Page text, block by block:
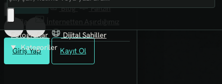
Giriş Yap Kayıt Ol
Kütüphane
Blog
Fanzin
Rafları
Fotoğraflar
Dijital Sahiller
Kategoriler